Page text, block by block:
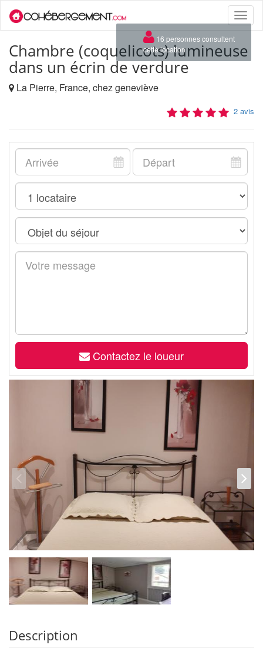
Toggle
Chambre (coquelicots) lumineuse
dans un écrin de verdure
La Pierre, France, chez geneviève
2 avis
Contactez le loueur
Description
×
16 personnes consultent
cette location